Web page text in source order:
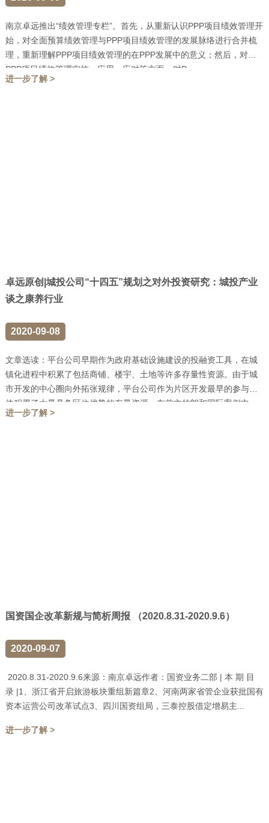
南京卓远推出“绩效管理专栏”。首先，从重新认识PPP项目绩效管理开
始，对全面预算绩效管理与PPP项目绩效管理的发展脉络进行合并梳
理，重新理解PPP项目绩效管理的在PPP发展中的意义；然后，对
PPP项目绩效管理实施、应用、应对等方面，对P...
进一步了解 >
卓远原创|城投公司“十四五”规划之对外投资研究：城投产业
谈之康养行业
2020-09-08
文章选读：平台公司早期作为政府基础设施建设的投融资工具，在城
镇化进程中积累了包括商铺、楼宇、土地等许多存量性资源。由于城
市开发的中心圈向外拓张规律，平台公司作为片区开发最早的参与主
体积累了大量具备区位优势的存量资源。在前文的朗和国际案例中，
朗和国际医养中心项目...
进一步了解 >
国资国企改革新规与简析周报 （2020.8.31-2020.9.6）
2020-09-07
2020.8.31-2020.9.6来源：南京卓远作者：国资业务二部 | 本 期 目
录 |1、浙江省开启旅游板块重组新篇章2、河南两家省管企业获批国有
资本运营公司改革试点3、四川国资组局，三泰控股借定增易主...
进一步了解 >